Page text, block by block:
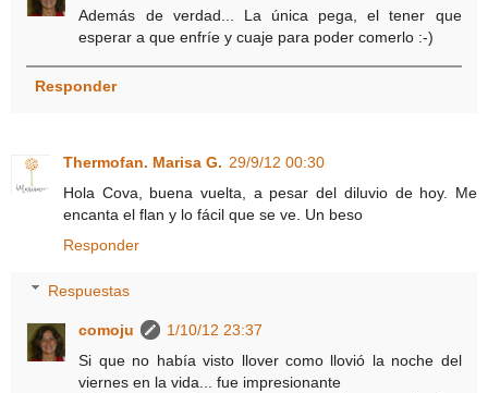
Además de verdad... La única pega, el tener que
esperar a que enfríe y cuaje para poder comerlo :-)
Responder
Thermofan. Marisa G. 29/9/12 00:30
Hola Cova, buena vuelta, a pesar del diluvio de hoy. Me
encanta el flan y lo fácil que se ve. Un beso
Responder
Respuestas
comoju
1/10/12 23:37
Si que no había visto llover como llovió la noche del
viernes en la vida... fue impresionante